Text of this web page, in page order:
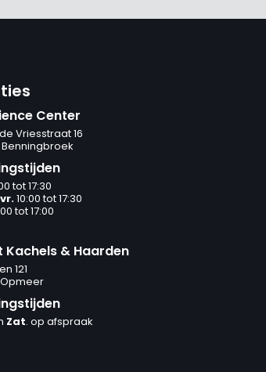
Center
Vriesstraat 16
Benningbroek
tot 17:30
vr.10:00 tot 17:30
tot 17:00
Kachels & Haarden
121
Opmeer
Zat. op afspraak